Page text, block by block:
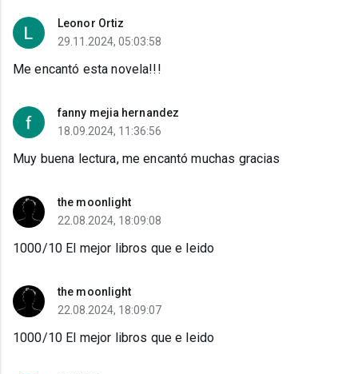
Leonor Ortiz
29.11.2024, 05:03:58
Me encantó esta novela!!!
fanny mejia hernandez
18.09.2024, 11:36:56
Muy buena lectura, me encantó muchas gracias
the moonlight
22.08.2024, 18:09:08
1000/10 El mejor libros que e leido
the moonlight
22.08.2024, 18:09:07
1000/10 El mejor libros que e leido